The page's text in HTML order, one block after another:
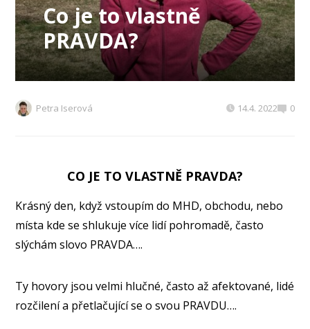
Co je to vlastně
PRAVDA?
Petra Iserová 14.4. 2022 0
CO JE TO VLASTNĚ PRAVDA?
Krásný den, když vstoupím do MHD, obchodu, nebo
místa kde se shlukuje více lidí pohromadě, často
slýchám slovo PRAVDA….
Ty hovory jsou velmi hlučné, často až afektované, lidé
rozčilení a přetlačující se o svou PRAVDU….